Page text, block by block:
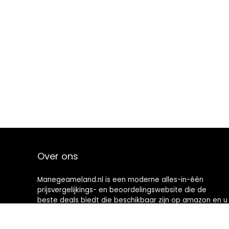
Over ons
Manegeameland.nl is een moderne alles-in-één
prijsvergelijkings- en beoordelingswebsite die de
beste deals biedt die beschikbaar zijn op amazon en u